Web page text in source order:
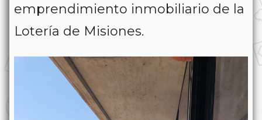
emprendimiento inmobiliario de la
Lotería de Misiones.